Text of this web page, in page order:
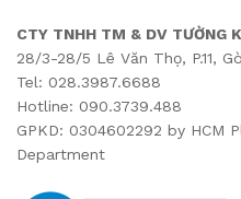
CTY TNHH TM & DV TƯỜNG
28/3-28/5 Lê Văn Thọ, P.11,
Tel: 028.3987.6688
Hotline: 090.3739.488
GPKD: 0304602292 by HCM
Department